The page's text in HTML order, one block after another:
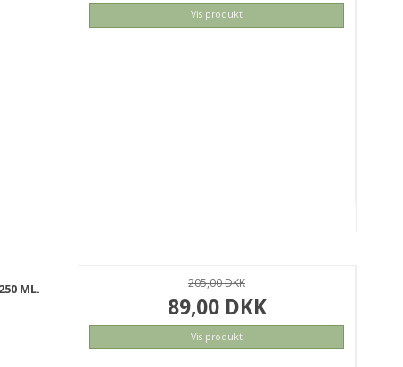
Vis produkt
ML. 205,00 DKK
89,00 DKK
Vis produkt